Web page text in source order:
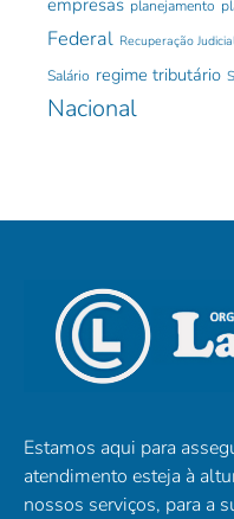
empresas planejamento
Federal Recuperação
Salário regime tributário
Nacional
Estamos aqui para
atendimento esteja à
nossos serviços, para a